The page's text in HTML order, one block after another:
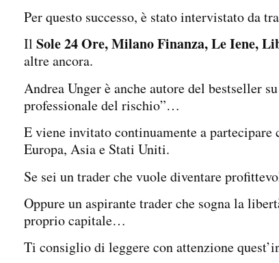
Per questo successo, è stato intervistato da
Il Sole 24 Ore, Milano Finanza, Le Iene,
altre ancora.
Andrea Unger è anche autore del bestseller
professionale del rischio”…
E viene invitato continuamente a
Europa, Asia e Stati Uniti.
Se sei un trader che vuole diventare
Oppure un aspirante trader che sogna la
proprio capitale…
Ti consiglio di leggere con attenzione